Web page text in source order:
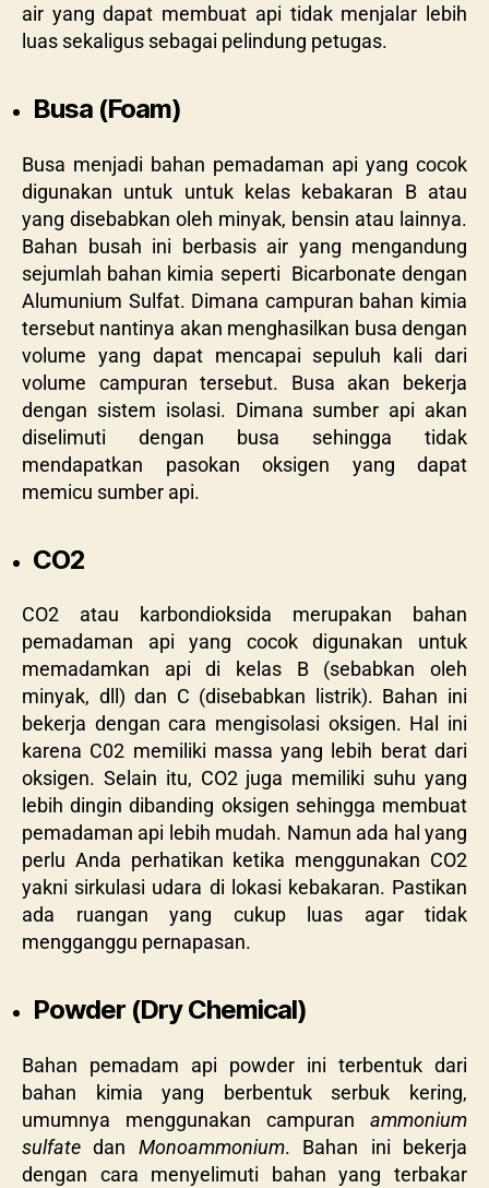
air yang dapat membuat api tidak menjalar lebih
luas sekaligus sebagai pelindung petugas.
Busa (Foam)
Busa menjadi bahan pemadaman api yang cocok
digunakan untuk untuk kelas kebakaran B atau
yang disebabkan oleh minyak, bensin atau lainnya.
Bahan busah ini berbasis air yang mengandung
sejumlah bahan kimia seperti Bicarbonate dengan
Alumunium Sulfat. Dimana campuran bahan kimia
tersebut nantinya akan menghasilkan busa dengan
volume yang dapat mencapai sepuluh kali dari
volume campuran tersebut. Busa akan bekerja
dengan sistem isolasi. Dimana sumber api akan
diselimuti dengan busa sehingga tidak
mendapatkan pasokan oksigen yang dapat
memicu sumber api.
CO2
CO2 atau karbondioksida merupakan bahan
pemadaman api yang cocok digunakan untuk
memadamkan api di kelas B (sebabkan oleh
minyak, dll) dan C (disebabkan listrik). Bahan ini
bekerja dengan cara mengisolasi oksigen. Hal ini
karena C02 memiliki massa yang lebih berat dari
oksigen. Selain itu, CO2 juga memiliki suhu yang
lebih dingin dibanding oksigen sehingga membuat
pemadaman api lebih mudah. Namun ada hal yang
perlu Anda perhatikan ketika menggunakan CO2
yakni sirkulasi udara di lokasi kebakaran. Pastikan
ada ruangan yang cukup luas agar tidak
mengganggu pernapasan.
Powder (Dry Chemical)
Bahan pemadam api powder ini terbentuk dari
bahan kimia yang berbentuk serbuk kering,
umumnya menggunakan campuran ammonium
sulfate dan Monoammonium. Bahan ini bekerja
dengan cara menyelimuti bahan yang terbakar